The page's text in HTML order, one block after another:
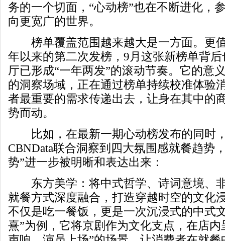
务的一个切面，“心动榜”也在不断进化，
向更宽广的世界。
榜单覆盖范围越来越大是一方面。更
年以来的第二次发榜，9月这张新榜单背后
厅已形成“一年两发”的滚动节奏。它的意
的洞察场域，正在通过榜单持续校准体验
者最重要的需求传递出去，让身在其中的
势而动。
比如，在最新一期心动榜发布的同时
CBNData联合洞察到四大氛围感就餐趋势
势”进一步被明晰和表达出来：
东方美学：将中式哲学、诗词意境、
就餐方式深度融合，打造穿越时空的文化
不仅是吃一餐饭，更是一次沉浸式的中式
熹”为例，它将京剧作为文化支点，在店